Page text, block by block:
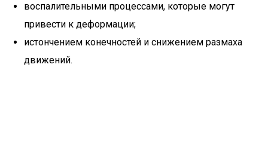
воспалительными процессами, которые могут
привести к деформации;
истончением конечностей и снижением размаха
движений.